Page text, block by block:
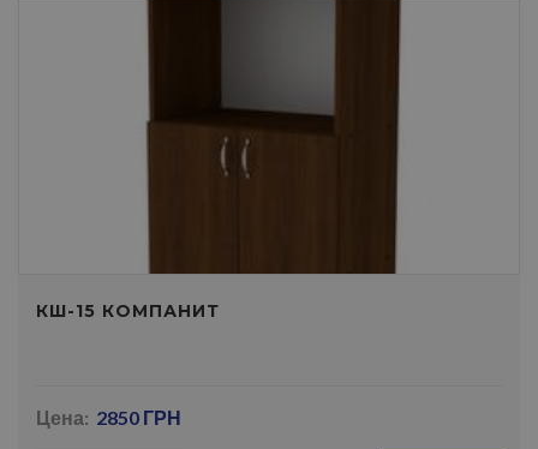
КШ-15 КОМПАНИТ
Цена: 2850 ГРН